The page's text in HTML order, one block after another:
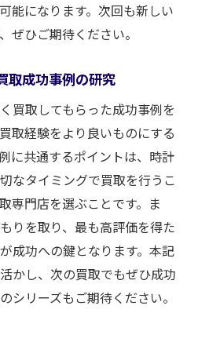
の事前準備とその効果
場の動向をつかむ方法
に伴う手続きの流れを把
した高額買取を実現するコ
において必要な市場分析
ーアップサービスの利用法
ガ時計を高く売るための買
市場を知り尽くすための情
能になります。次回も新しい
ぜひご期待ください。
取成功事例の研究
買取してもらった成功事例を
取経験をより良いものにする
に共通するポイントは、時計
なタイミングで買取を行うこ
専門店を選ぶことです。ま
りを取り、最も高評価を得た
成功への鍵となります。本記
かし、次の買取でもぜひ成功
シリーズもご期待ください。